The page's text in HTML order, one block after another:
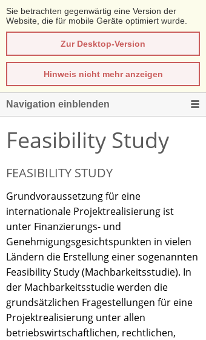
Sie betrachten gegenwärtig eine Version der
Website, die für mobile Geräte optimiert wurde.
Zur Desktop-Version
Hinweis nicht mehr anzeigen
Navigation einblenden
Feasibility Study
FEASIBILITY STUDY
Grundvoraussetzung für eine
internationale Projektrealisierung ist
unter Finanzierungs- und
Genehmigungsgesichtspunkten in vielen
Ländern die Erstellung einer sogenannten
Feasibility Study (Machbarkeitsstudie). In
der Machbarkeitsstudie werden die
grundsätzlichen Fragestellungen für eine
Projektrealisierung unter allen
betriebswirtschaftlichen, rechtlichen,